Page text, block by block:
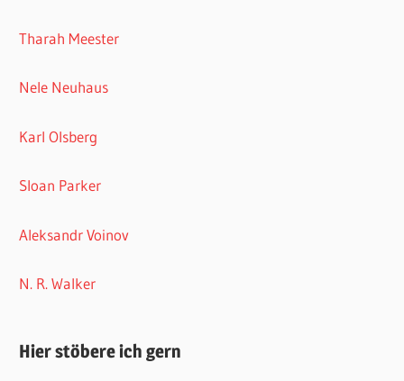
Tharah Meester
Nele Neuhaus
Karl Olsberg
Sloan Parker
Aleksandr Voinov
N. R. Walker
Hier stöbere ich gern